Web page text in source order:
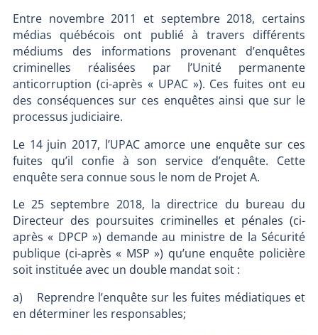
Entre novembre 2011 et septembre 2018, certains
médias québécois ont publié à travers différents
médiums des informations provenant d’enquêtes
criminelles réalisées par l’Unité permanente
anticorruption (ci-après « UPAC »). Ces fuites ont eu
des conséquences sur ces enquêtes ainsi que sur le
processus judiciaire.
Le 14 juin 2017, l’UPAC amorce une enquête sur ces
fuites qu’il confie à son service d’enquête. Cette
enquête sera connue sous le nom de Projet A.
Le 25 septembre 2018, la directrice du bureau du
Directeur des poursuites criminelles et pénales (ci-
après « DPCP ») demande au ministre de la Sécurité
publique (ci-après « MSP ») qu’une enquête policière
soit instituée avec un double mandat soit :
a) Reprendre l’enquête sur les fuites médiatiques et
en déterminer les responsables;